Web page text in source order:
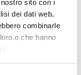
sito con i
dei dati web,
combinarle
o che hanno
camper e van life